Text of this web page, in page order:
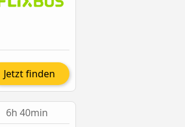
Jetzt finden
6h 40min